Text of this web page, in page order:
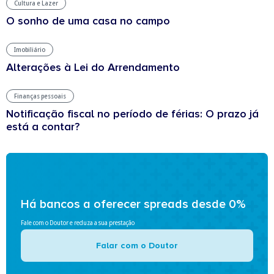
Cultura e Lazer
O sonho de uma casa no campo
Imobiliário
Alterações à Lei do Arrendamento
Finanças pessoais
Notificação fiscal no período de férias: O prazo já
está a contar?
Há bancos a oferecer spreads desde 0%
Fale com o Doutor e reduza a sua prestação
Falar com o Doutor